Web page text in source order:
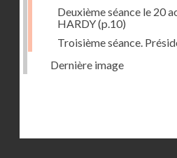
Deuxième séance le 20
HARDY(p.10)
Troisième séance.
Dernière image